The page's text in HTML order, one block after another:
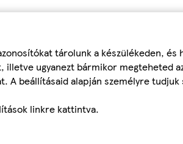
tárolunk a készülékeden, és
illetve ugyanezt bármikor megteheted
beállításaid alapján személyre tudjuk
linkre kattintva.